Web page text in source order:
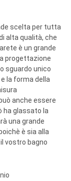
scelta per tutta
alta qualità, che
è un grande
progettazione
sguardo unico
la forma della
anche essere
ha glassato la
una grande
è sia alla
vostro bagno